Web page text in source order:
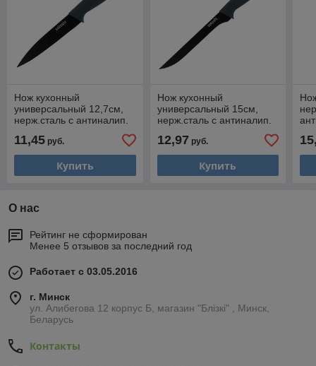
Нож кухонный
универсальный 12,7см,
нерж.сталь с антиналип.
SATOSHI Орис, 803-368
11,45 руб.
Купить
Нож кухонный
универсальный 15см,
нерж.сталь с антиналип.
SATOSHI Орис, 803-367
12,97 руб.
Купить
О нас
Рейтинг не сформирован
Менее 5 отзывов за последний год
Работает с 03.05.2016
г. Минск
ул. Алибегова 12 корпус Б, магазин "Блiзкi" , Минск,
Беларусь
Контакты